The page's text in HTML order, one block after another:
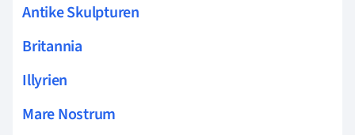
Antike Skulpturen
Britannia
Illyrien
Mare Nostrum